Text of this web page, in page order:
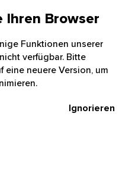
Ihren Browser
Funktionen unserer
verfügbar. Bitte
eine neuere Version, um
Ignorieren